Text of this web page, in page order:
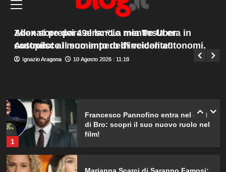
principale
H.E.R.O, start up africane alla Residenza
dell’Ambasciatore d’Italia
Giuseppe Recca 10 Agosto 2026 : 13:25
Allenatore dei 49ers: “La mia Tesla era in
Autopilot al momento dell’incidente”
Ignazio Aragona 10 Agosto 2026 : 11:15
Zoox si prepara al lancio mentre Uber
costruisce il suo impero di veicoli autonomi.
Ignazio Aragona 10 Agosto 2026 : 11:10
Carmen Russo ed Enzo Paolo Turchi
pronti a tornare: “Se Maria chiama,
Ad Amici, stecca rimossa in post-
1
Francesco Pannofino entra nel cast
di Bro: scopri il suo nuovo ruolo nel
film!
Marianna Scarci di Saranno Famosi: